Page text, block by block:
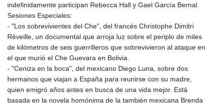
indefinidamente participan Rebecca Hall y Gael García Bernal.
Sesiones Especiales:
- "Los sobrevivientes del Che", del francés Christophe Dimitri
Réveille, un documental que arroja luz sobre el periplo de miles
de kilómetros de seis guerrilleros que sobrevivieron al ataque en
el que murió el Che Guevara en Bolivia.
- "Ceniza en la boca", del mexicano Diego Luna, sobre dos
hermanos que viajan a España para reunirse con su madre,
quien emigró años antes en busca de una vida mejor. Está
basada en la novela homónima de la también mexicana Brenda